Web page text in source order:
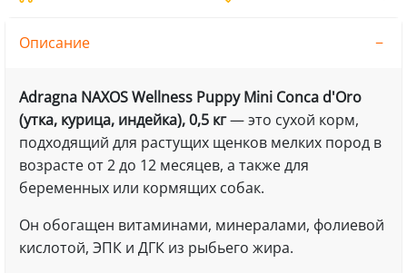
Описание
Adragna NAXOS Wellness Puppy Mini Conca d'Oro
(утка, курица, индейка), 0,5 кг— это сухой корм,
подходящий для растущих щенков мелких пород в
возрасте от 2 до 12 месяцев, а также для
беременных или кормящих собак.
Он обогащен витаминами, минералами, фолиевой
кислотой, ЭПК и ДГК из рыбьего жира.